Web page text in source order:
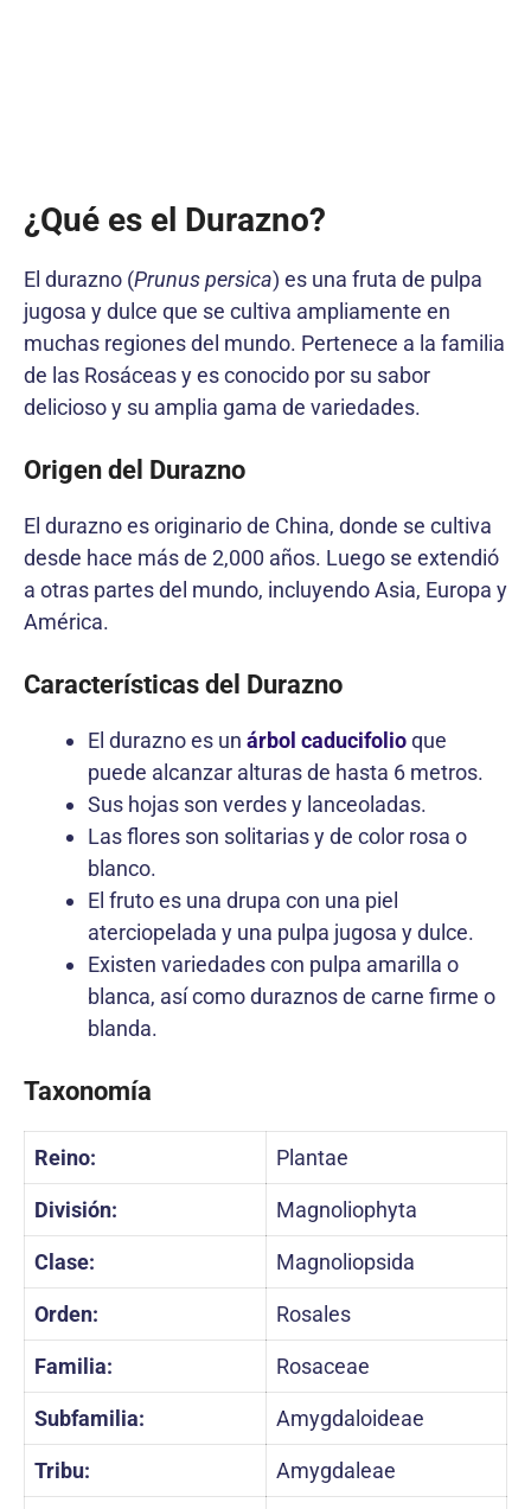
¿Qué es el Durazno?
El durazno (Prunus persica) es una fruta de pulpa
jugosa y dulce que se cultiva ampliamente en
muchas regiones del mundo. Pertenece a la familia
de las Rosáceas y es conocido por su sabor
delicioso y su amplia gama de variedades.
Origen del Durazno
El durazno es originario de China, donde se cultiva
desde hace más de 2,000 años. Luego se extendió
a otras partes del mundo, incluyendo Asia, Europa y
América.
Características del Durazno
El durazno es un árbol caducifolioque
puede alcanzar alturas de hasta 6 metros.
Sus hojas son verdes y lanceoladas.
Las flores son solitarias y de color rosa o
blanco.
El fruto es una drupa con una piel
aterciopelada y una pulpa jugosa y dulce.
Existen variedades con pulpa amarilla o
blanca, así como duraznos de carne firme o
blanda.
Taxonomía
Reino: Plantae
División: Magnoliophyta
Clase: Magnoliopsida
Orden: Rosales
Familia: Rosaceae
Subfamilia: Amygdaloideae
Tribu: Amygdaleae